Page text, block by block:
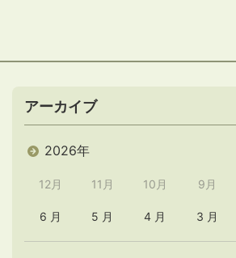
アーカイブ
2026年
12月 11月 10月 9月
6 月 5 月 4 月 3 月